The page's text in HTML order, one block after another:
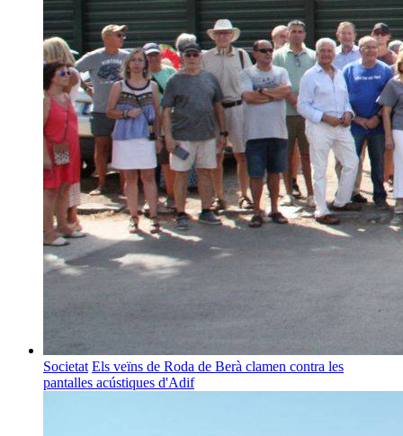
Societat Els veïns de Roda de Berà clamen contra les
pantalles acústiques d'Adif